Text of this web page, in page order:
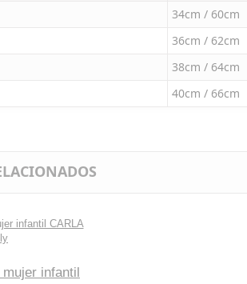
34cm / 60cm
36cm / 62cm
38cm / 64cm
40cm / 66cm
infantil